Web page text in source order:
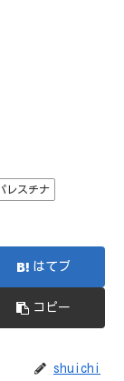
レスチナ
はてブ
コピー
shuichi